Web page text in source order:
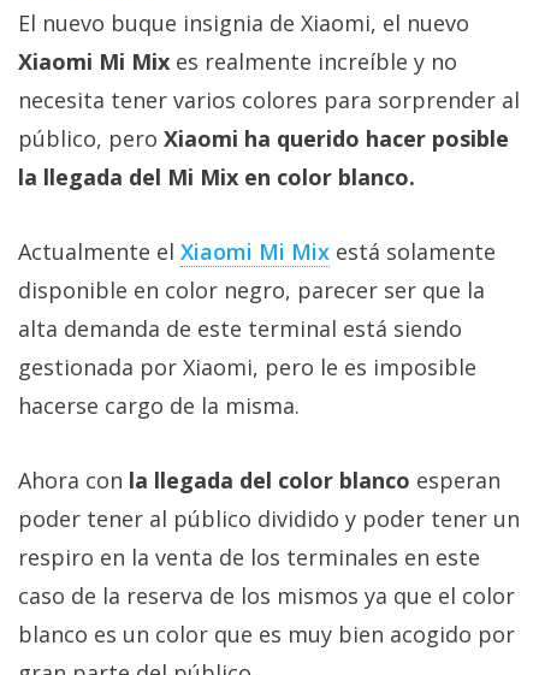
operativos
Profesional
+
temas
Sorteos
Foros
/
Sobre
/
Publicidad
/
El nuevo buque insignia de Xiaomi, el nuevo
Xiaomi Mi Mix es realmente increíble y no
necesita tener varios colores para sorprender al
público, pero Xiaomi ha querido hacer posible
la llegada del Mi Mix en color blanco.
Actualmente el Xiaomi Mi Mix está solamente
disponible en color negro, parecer ser que la
alta demanda de este terminal está siendo
gestionada por Xiaomi, pero le es imposible
hacerse cargo de la misma.
Ahora con la llegada del color blanco esperan
poder tener al público dividido y poder tener un
respiro en la venta de los terminales en este
caso de la reserva de los mismos ya que el color
blanco es un color que es muy bien acogido por